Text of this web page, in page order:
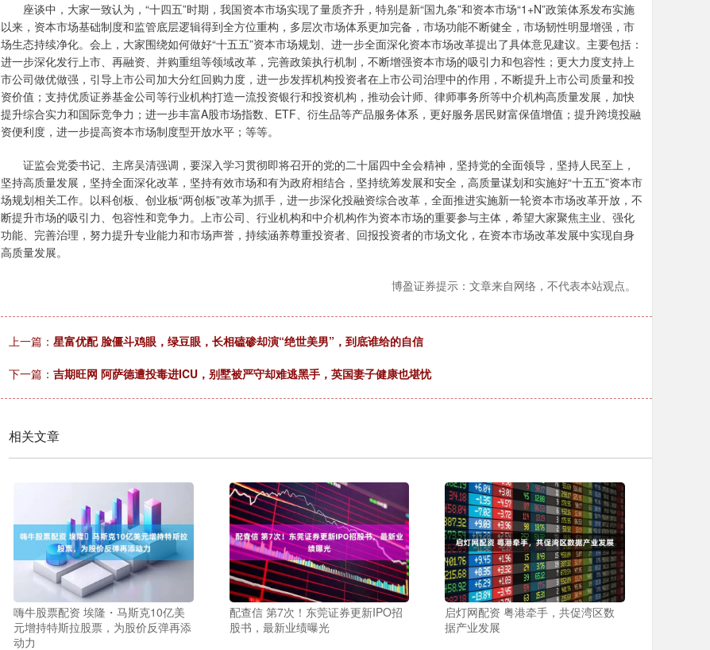
座谈中，大家一致认为，“十四五”时期，我国资本市场实现了量质齐升，特别是新“国九条”和资本市场“1+N”政策体系发布实施
以来，资本市场基础制度和监管底层逻辑得到全方位重构，多层次市场体系更加完备，市场功能不断健全，市场韧性明显增强，市
场生态持续净化。会上，大家围绕如何做好“十五五”资本市场规划、进一步全面深化资本市场改革提出了具体意见建议。主要包括：
进一步深化发行上市、再融资、并购重组等领域改革，完善政策执行机制，不断增强资本市场的吸引力和包容性；更大力度支持上
市公司做优做强，引导上市公司加大分红回购力度，进一步发挥机构投资者在上市公司治理中的作用，不断提升上市公司质量和投
资价值；支持优质证券基金公司等行业机构打造一流投资银行和投资机构，推动会计师、律师事务所等中介机构高质量发展，加快
提升综合实力和国际竞争力；进一步丰富A股市场指数、ETF、衍生品等产品服务体系，更好服务居民财富保值增值；提升跨境投融
资便利度，进一步提高资本市场制度型开放水平；等等。
证监会党委书记、主席吴清强调，要深入学习贯彻即将召开的党的二十届四中全会精神，坚持党的全面领导，坚持人民至上，
坚持高质量发展，坚持全面深化改革，坚持有效市场和有为政府相结合，坚持统筹发展和安全，高质量谋划和实施好“十五五”资本市
场规划相关工作。以科创板、创业板“两创板”改革为抓手，进一步深化投融资综合改革，全面推进实施新一轮资本市场改革开放，不
断提升市场的吸引力、包容性和竞争力。上市公司、行业机构和中介机构作为资本市场的重要参与主体，希望大家聚焦主业、强化
功能、完善治理，努力提升专业能力和市场声誉，持续涵养尊重投资者、回报投资者的市场文化，在资本市场改革发展中实现自身
高质量发展。
博盈证券提示：文章来自网络，不代表本站观点。
上一篇： 星富优配 脸僵斗鸡眼，绿豆眼，长相磕碜却演“绝世美男”，到底谁给的自信
下一篇： 吉期旺网 阿萨德遭投毒进ICU，别墅被严守却难逃黑手，英国妻子健康也堪忧
相关文章
嗨牛股票配资 埃隆・马斯克10亿美
元增持特斯拉股票，为股价反弹再添
动力
配查信 第7次！东莞证券更新IPO招
股书，最新业绩曝光
启灯网配资 粤港牵手，共促湾区数
据产业发展